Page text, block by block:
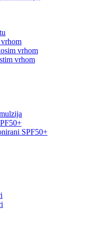
vrhom
vrhom
vrhom
SPF50+